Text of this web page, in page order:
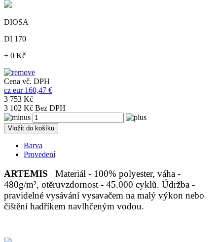
DIOSA
DI 170
+ 0 Kč
Cena vč. DPH
cz eur 160,47 €
3 753 Kč
3 102 Kč Bez DPH
Vložit do košíku
Barva
Provedení
ARTEMIS
Materiál - 100% polyester, váha -
480g/m², otěruvzdornost - 45.000 cyklů. Údržba -
pravidelné vysávání vysavačem na malý výkon nebo
čištění hadříkem navlhčeným vodou.